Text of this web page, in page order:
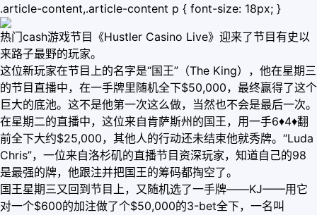
.article-content,.article-content p { font-size: 18px; }
热门cash游戏节目《Hustler Casino Live》迎来了节目有史以
来路子最野的玩家。
这位新玩家在节目上的名字是“国王”（The King），他在星期三
的节目直播中，在一手牌里随机全下$50,000，最终赢得了这个
巨大的底池。这不是他第一次这么做，当然也不会是最后一次。
在星期二的直播中，这位来自肯萨斯州的国王，用一手6♦4♦翻
前全下大约$25,000，其他人的行动还未结束他就秀牌。“Luda
Chris”，一位来自洛杉矶的直播节目资深玩家，知道自己的98
是最强的牌，他跟注并把国王的筹码都掏空了。
国王星期三又回到节目上，又随机选了一手牌——KJ——用它
对一个$600的加注做了个$50,000的3-bet全下，一名叫